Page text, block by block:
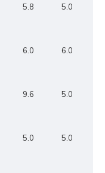
5.8 5.0
6.0 6.0
9.6 5.0
5.0 5.0